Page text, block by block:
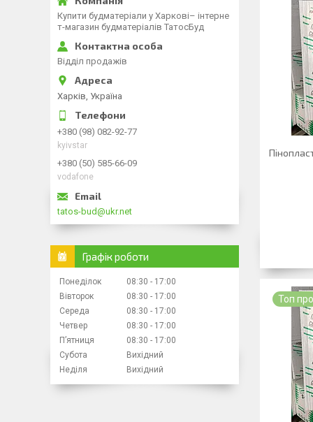
Топ
Купити будматеріали у Харкові– інтерне
т-магазин будматеріалів ТатосБуд
Відділ продажів
Харків, Україна
+380 (98) 082-92-77
kyivstar
+380 (50) 585-66-09
vodafone
tatos-bud@ukr.net
Графік роботи
Понеділок 08:30
17:00
Вівторок
08:30
17:00
Середа
08:30
17:00
Четвер
08:30
17:00
Пʼятниця
08:30
17:00
Субота
Вихідний
Неділя
Вихідний